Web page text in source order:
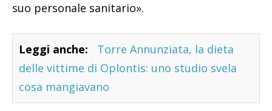
suo personale sanitario».
Leggi anche:
Torre Annunziata, la dieta
delle vittime di Oplontis: uno studio svela
cosa mangiavano